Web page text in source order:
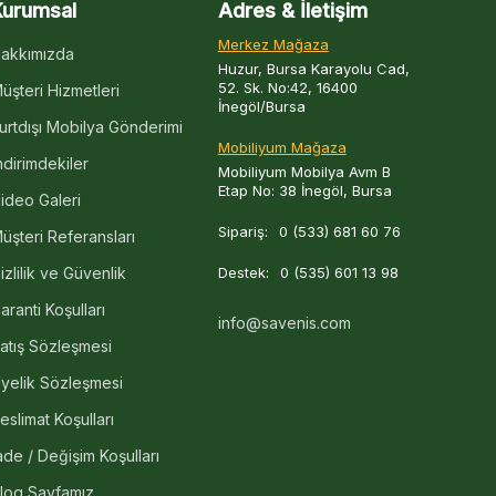
Hizmetleri
Mobilya Gönderimi
Galeri
Referansları
ve Güvenlik
Koşulları
Sözleşmesi
Sözleşmesi
Koşulları
/ Değişim Koşulları
Sayfamız
Adres & İletişim
Merkez Mağaza
Huzur, Bursa Karayolu Cad,
52. Sk. No:42, 16400
İnegöl/Bursa
Mobiliyum Mağaza
Mobiliyum Mobilya Avm B
Etap No: 38 İnegöl, Bursa
Sipariş: 0 (533) 681 60 76
Destek: 0 (535) 601 13 98
info@savenis.com